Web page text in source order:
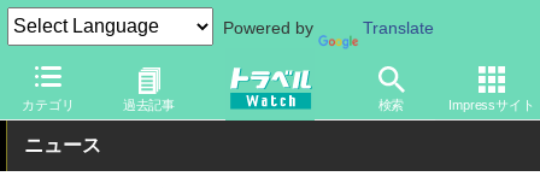
Powered by Translate
カテゴリ 過去記事 検索 Impressサイト
トラベル Watch 旅のアイテム 旅行グッズ 衣類
ニュース